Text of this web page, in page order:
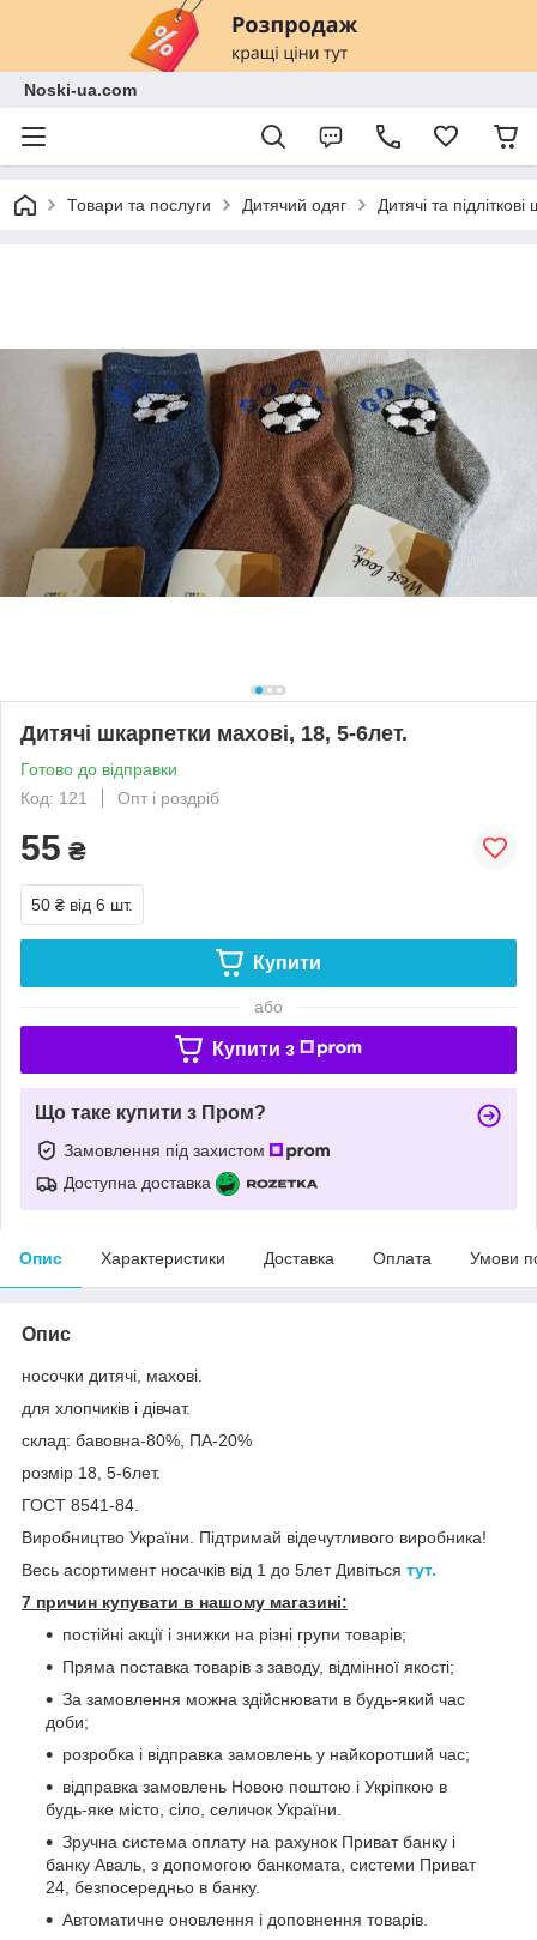
Noski-ua.com
Товари та послуги Дитячий одяг Дитячі та
Дитячі шкарпетки махові, 18, 5-6лет.
Готово до відправки
Код: 121
Опт і роздріб
55 ₴
50 ₴ від 6 шт.
Купити
або
Купити з
Що таке купити з Пром?
Замовлення під захистом
Доступна доставка
Опис Характеристики Доставка Оплата Умови
Опис
носочки дитячі, махові.
для хлопчиків і дівчат.
склад: бавовна-80%, ПА-20%
розмір 18, 5-6лет.
ГОСТ 8541-84.
Виробництво України. Підтримай відечутливого виробника!
Весь асортимент носачків від 1 до 5лет Дивіться тут.
7 причин купувати в нашому магазині:
постійні акції і знижки на різні групи товарів;
Пряма поставка товарів з заводу, відмінної якості;
За замовлення можна здійснювати в будь-який час
доби;
розробка і відправка замовлень у найкоротший час;
відправка замовлень Новою поштою і Укріпкою в
будь-яке місто, сіло, селичок України.
Зручна система оплату на рахунок Приват банку і
банку Аваль, з допомогою банкомата, системи Приват
24, безпосередньо в банку.
Автоматичне оновлення і доповнення товарів.